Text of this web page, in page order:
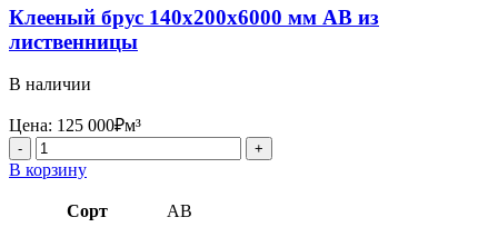
Клееный брус 140x200x6000 мм AB из
лиственницы
В наличии
Цена: 125 000₽м³
Количество
товара
Клееный
брус
140x200x6000
В корзину
Сорт AB